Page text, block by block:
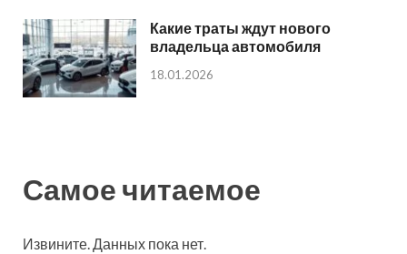
Какие траты ждут нового
владельца автомобиля
18.01.2026
Самое читаемое
Извините. Данных пока нет.